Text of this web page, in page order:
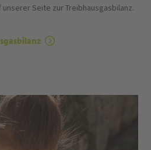
Seite zur Treibhausgasbilanz.